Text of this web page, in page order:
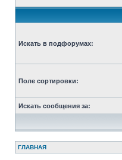
Искать в подфорумах:
Поле сортировки:
Искать сообщения за:
ГЛАВНАЯ